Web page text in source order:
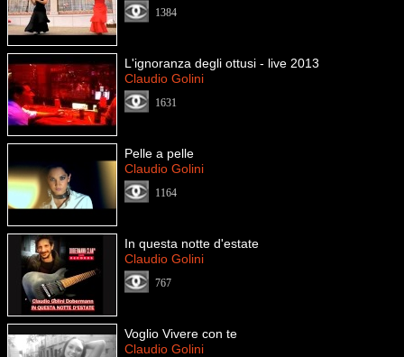
1384
L'ignoranza degli ottusi - live 2013
Claudio Golini
1631
Pelle a pelle
Claudio Golini
1164
In questa notte d'estate
Claudio Golini
767
Voglio Vivere con te
Claudio Golini